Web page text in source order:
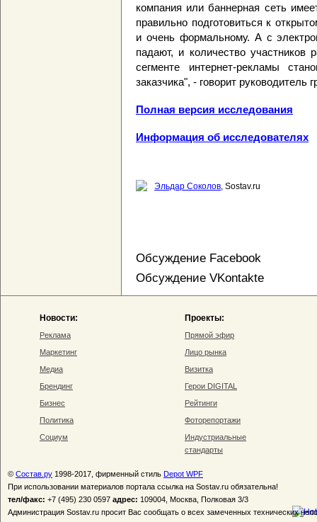
компания или баннерная сеть
правильно подготовиться к
и очень формальному. А с
падают, и количество
сегменте интернет-рекламы
заказчика", - говорит руководитель
Полная версия исследования
Информация об исследователях
Эльдар Соколов, Sostav.ru
Обсуждение Facebook
Обсуждение VKontakte
Новости:
Реклама
Маркетинг
Медиа
Брендинг
Бизнес
Политика
Социум
Проекты:
Прямой эфир
Лицо рынка
Визитка
Герои DIGITAL
Рейтинги
Фоторепортажи
Индустриальные
стандарты
© Состав.ру 1998-2017, фирменный стиль Depot WPF
При использовании материалов портала ссылка на Sostav.ru обязательна!
тел/факс: +7 (495) 230 0597 адрес: 109004, Москва, Полковая 3/3
Администрация Sostav.ru просит Вас сообщать о всех замеченных технических